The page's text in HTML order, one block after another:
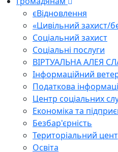
єВідновлення
«Цивільний захист/
Соціальний захист
Соціальні послуги
ВІРТУАЛЬНА АЛЕЯ
Інформаційний
Податкова
Центр соціальних
Економіка та
Безбар'єрність
Територіальний
Освіта